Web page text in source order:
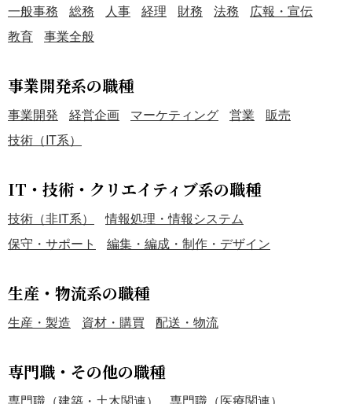
一般事務 総務 人事 経理 財務 法務
広報・宣伝
教育
事業全般
事業開発系の職種
事業開発 経営企画 マーケティング 営業
販売
技術（IT系）
IT・技術・クリエイティブ系の職種
技術（非IT系）
情報処理・情報システム
保守・サポート
編集・編成・制作・デザイン
生産・物流系の職種
生産・製造 資材・購買 配送・物流
専門職・その他の職種
専門職（建築・土木関連） 専門職（医療関連）